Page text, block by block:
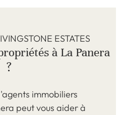
ESTATES
à La Panera
?
immobiliers
peut vous aider à